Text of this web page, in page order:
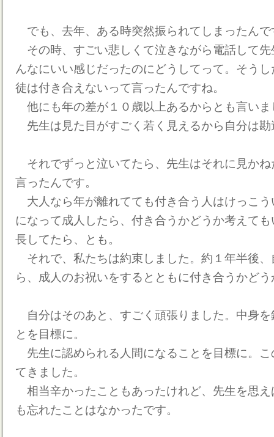
でも、去年、ある時突然振られてしまったんで
その時、すごい悲しくて泣きながら電話して
んなにいい感じだったのにどうしてって。そう
徒は付き合えないって言ったんですね。
他にも年の差が１０歳以上あるからとも言いま
先生は見た目がすごく若く見えるから自分は勘
それでずっと泣いてたら、先生はそれに見か
言ったんです。
大人なら年が離れてても付き合う人はけっこ
になって成人したら、付き合うかどうか考えて
長してたら、とも。
それで、私たちは約束しました。約１年半後
ら、成人のお祝いをするとともに付き合うかど
自分はそのあと、すごく頑張りました。中身
とを目標に。
先生に認められる人間になることを目標に。
てきました。
相当辛かったこともあったけれど、先生を思
も忘れたことはなかったです。